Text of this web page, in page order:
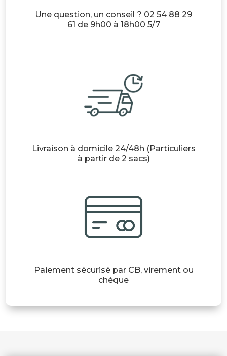
Une question, un conseil ? 02 54 88 29
61 de 9h00 à 18h00 5/7
Livraison à domicile 24/48h (Particuliers
à partir de 2 sacs)
Paiement sécurisé par CB, virement ou
chèque